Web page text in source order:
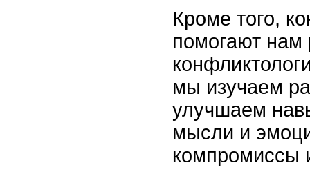
Кроме того,
помогают нам
мы изучаем
улучшаем
мысли и
компромиссы